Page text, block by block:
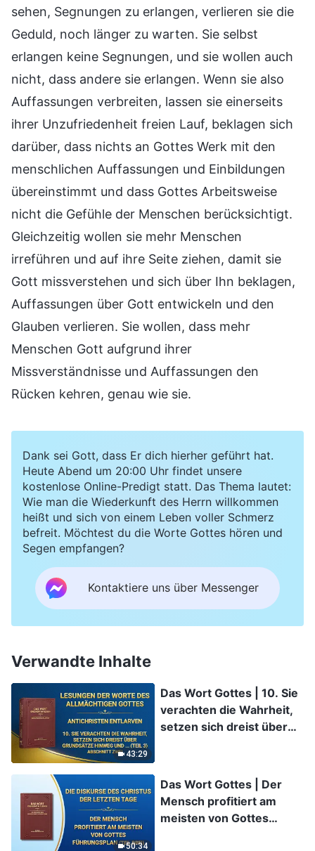
sehen, Segnungen zu erlangen, verlieren sie die
Geduld, noch länger zu warten. Sie selbst
erlangen keine Segnungen, und sie wollen auch
nicht, dass andere sie erlangen. Wenn sie also
Auffassungen verbreiten, lassen sie einerseits
ihrer Unzufriedenheit freien Lauf, beklagen sich
darüber, dass nichts an Gottes Werk mit den
menschlichen Auffassungen und Einbildungen
übereinstimmt und dass Gottes Arbeitsweise
nicht die Gefühle der Menschen berücksichtigt.
Gleichzeitig wollen sie mehr Menschen
irreführen und auf ihre Seite ziehen, damit sie
Gott missverstehen und sich über Ihn beklagen,
Auffassungen über Gott entwickeln und den
Glauben verlieren. Sie wollen, dass mehr
Menschen Gott aufgrund ihrer
Missverständnisse und Auffassungen den
Rücken kehren, genau wie sie.
Dank sei Gott, dass Er dich hierher geführt hat.
Heute Abend um 20:00 Uhr findet unsere
kostenlose Online-Predigt statt. Das Thema lautet:
Wie man die Wiederkunft des Herrn willkommen
heißt und sich von einem Leben voller Schmerz
befreit. Möchtest du die Worte Gottes hören und
Segen empfangen?
Kontaktiere uns über Messenger
Verwandte Inhalte
43:29
Das Wort Gottes | 10. Sie
verachten die Wahrheit,
setzen sich dreist über
Anordnungen von Gottes
Haus (Teil 3) (Abschnitt
Zwei)
50:34
Das Wort Gottes | Der
Mensch profitiert am
meisten von Gottes